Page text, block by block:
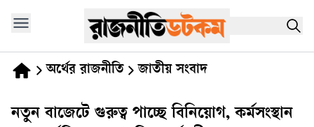
অর্থের রাজনীতি জাতীয় সংবাদ
নতুন বাজেটে গুরুত্ব পাচ্ছে বিনিয়োগ, কর্মসংস্থান